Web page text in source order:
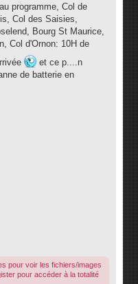
programme, Col de
Col des Saisies,
Bourg St Maurice,
Col d'Ornon: 10H de
et ce p....n
de batterie en
pour voir les fichiers/images
pour accéder à la totalité